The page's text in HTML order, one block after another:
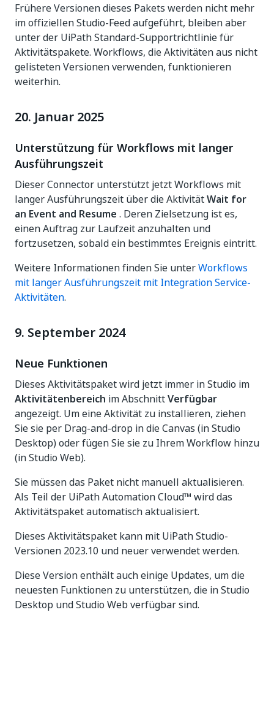
Frühere Versionen dieses Pakets werden nicht mehr
im offiziellen Studio-Feed aufgeführt, bleiben aber
unter der UiPath Standard-Supportrichtlinie für
Aktivitätspakete. Workflows, die Aktivitäten aus nicht
gelisteten Versionen verwenden, funktionieren
weiterhin.
20. Januar 2025
Unterstützung für Workflows mit langer
Ausführungszeit
Dieser Connector unterstützt jetzt Workflows mit
langer Ausführungszeit über die AktivitätWait for
an Event and Resume . Deren Zielsetzung ist es,
einen Auftrag zur Laufzeit anzuhalten und
fortzusetzen, sobald ein bestimmtes Ereignis eintritt.
Weitere Informationen finden Sie unterWorkflows
mit langer Ausführungszeit mit Integration Service-
Aktivitäten.
9. September 2024
Neue Funktionen
Dieses Aktivitätspaket wird jetzt immer in Studio im
Aktivitätenbereich im AbschnittVerfügbar
angezeigt. Um eine Aktivität zu installieren, ziehen
Sie sie per Drag-and-drop in die Canvas (in Studio
Desktop) oder fügen Sie sie zu Ihrem Workflow hinzu
(in Studio Web).
Sie müssen das Paket nicht manuell aktualisieren.
Als Teil der UiPath Automation Cloud™ wird das
Aktivitätspaket automatisch aktualisiert.
Dieses Aktivitätspaket kann mit UiPath Studio-
Versionen 2023.10 und neuer verwendet werden.
Diese Version enthält auch einige Updates, um die
neuesten Funktionen zu unterstützen, die in Studio
Desktop und Studio Web verfügbar sind.